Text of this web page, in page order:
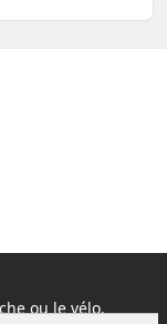
ou le vélo.